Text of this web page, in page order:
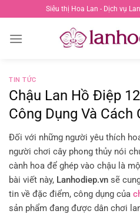
đến
nội
Siêu thị Hoa Lan - Dịch vụ
TIN TỨC
Chậu Lan Hồ Điệp
Công Dụng Và Cách
Đối với những người yêu thích
người chơi cây phong thủy nói
cành hoa để ghép vào chậu là
bài viết này, Lanhodiep.vn sẽ
tin về đặc điểm, công dụng của
sản phẩm đang được dân chơi